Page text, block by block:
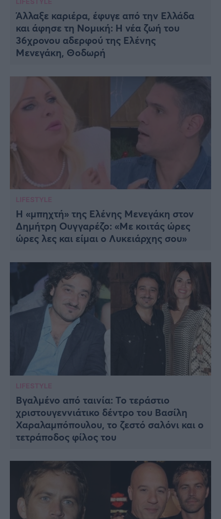
Άλλαξε καριέρα, έφυγε από την Ελλάδα
και άφησε τη Νομική: Η νέα ζωή του
36χρονου αδερφού της Ελένης
Μενεγάκη, Θοδωρή
LIFESTYLE
Η «μπηχτή» της Ελένης Μενεγάκη στον
Δημήτρη Ουγγαρέζο: «Με κοιτάς ώρες
ώρες λες και είμαι ο Λυκειάρχης σου»
LIFESTYLE
Βγαλμένο από ταινία: Το τεράστιο
χριστουγεννιάτικο δέντρο του Βασίλη
Χαραλαμπόπουλου, το ζεστό σαλόνι και ο
τετράποδος φίλος του